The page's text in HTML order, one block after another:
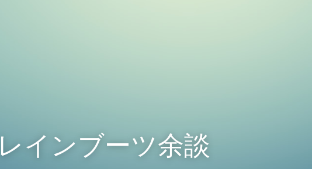
レインブーツ余談